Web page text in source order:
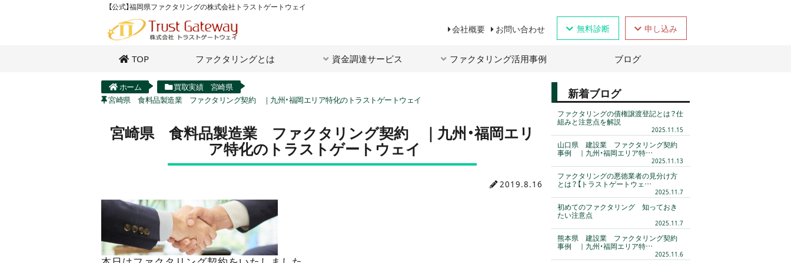
【公式】福岡県ファクタリングの株式会社トラストゲートウェイ
無料診断 申し込み
会社概要 お問い合わせ
TOP ファクタリングとは 資金調達サービス ファクタリング活用事例 ブログ
ホーム
買取実績 宮崎県
宮崎県 食料品製造業 ファクタリング契約 ｜九州・福岡エリア特化のトラストゲートウェイ
宮崎県 食料品製造業 ファクタリング契約 ｜九州・福岡エリ
ア特化のトラストゲートウェイ
2019.8.16
新着ブログ
ファクタリングの債権譲渡登記とは？仕
組みと注意点を解説
2025.11.15
山口県 建設業 ファクタリング契約
事例 ｜九州・福岡エリア特…
2025.11.13
ファクタリングの悪徳業者の見分け方
とは？【トラストゲートウェ…
2025.11.7
初めてのファクタリング 知っておき
たい注意点
2025.11.7
熊本県 建設業 ファクタリング契約
事例 ｜九州・福岡エリア特…
2025.11.6